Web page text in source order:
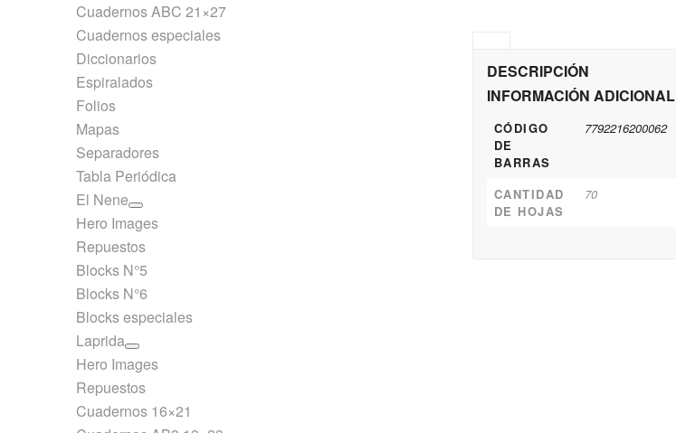
Cuadernos ABC 21×27
Cuadernos especiales
Diccionarios
Espiralados
Folios
Mapas
Separadores
Tabla Periódica
El Nene
Hero Images
Repuestos
Blocks N°5
Blocks N°6
Blocks especiales
Laprida
Hero Images
Repuestos
Cuadernos 16×21
DESCRIPCIÓN
INFORMACIÓN ADICIONAL
CÓDIGO
DE
BARRAS
7792216200062
CANTIDAD
DE HOJAS
70